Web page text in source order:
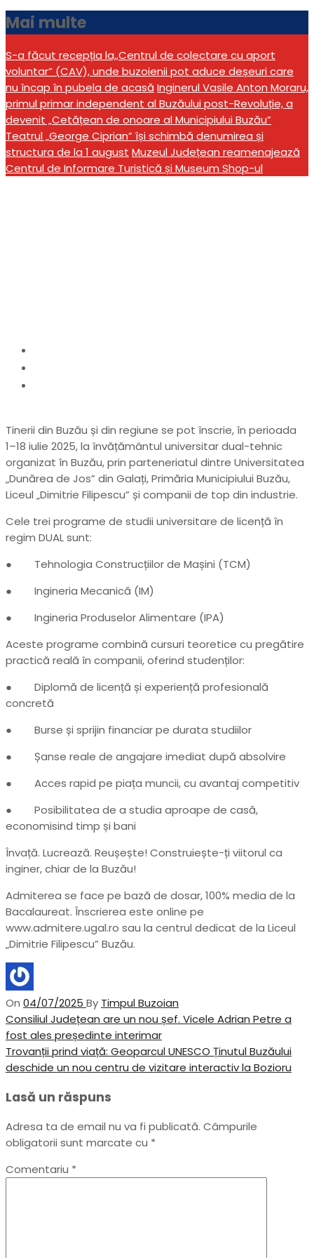
Mai multe
S-a făcut recepția la,,Centrul de colectare cu aport
voluntar” (CAV), unde buzoienii pot aduce deșeuri care
nu încap în pubela de acasă Inginerul Vasile Anton Moraru,
primul primar independent al Buzăului post-Revoluție, a
devenit „Cetățean de onoare al Municipiului Buzău”
Teatrul „George Ciprian” își schimbă denumirea și
structura de la 1 august Muzeul Județean reamenajează
Centrul de Informare Turistică și Museum Shop-ul
Tinerii din Buzău și din regiune se pot înscrie, în perioada
1–18 iulie 2025, la învățământul universitar dual-tehnic
organizat în Buzău, prin parteneriatul dintre Universitatea
„Dunărea de Jos” din Galați, Primăria Municipiului Buzău,
Liceul „Dimitrie Filipescu” și companii de top din industrie.
Cele trei programe de studii universitare de licență în
regim DUAL sunt:
● Tehnologia Construcțiilor de Mașini (TCM)
● Ingineria Mecanică (IM)
● Ingineria Produselor Alimentare (IPA)
Aceste programe combină cursuri teoretice cu pregătire
practică reală în companii, oferind studenților:
● Diplomă de licență și experiență profesională
concretă
● Burse și sprijin financiar pe durata studiilor
● Șanse reale de angajare imediat după absolvire
● Acces rapid pe piața muncii, cu avantaj competitiv
● Posibilitatea de a studia aproape de casă,
economisind timp și bani
Învață. Lucrează. Reușește! Construiește-ți viitorul ca
inginer, chiar de la Buzău!
Admiterea se face pe bază de dosar, 100% media de la
Bacalaureat. Înscrierea este online pe
www.admitere.ugal.ro sau la centrul dedicat de la Liceul
„Dimitrie Filipescu” Buzău.
On 04/07/2025 By Timpul Buzoian
Navigare
în
articole
Previous
Post
Consiliul Județean are un nou șef. Vicele Adrian Petre a
fost ales președinte interimar
Next
Post
Trovanții prind viață: Geoparcul UNESCO Ținutul Buzăului
deschide un nou centru de vizitare interactiv la Bozioru
Lasă un răspuns
Adresa ta de email nu va fi publicată. Câmpurile
obligatorii sunt marcate cu *
Comentariu *